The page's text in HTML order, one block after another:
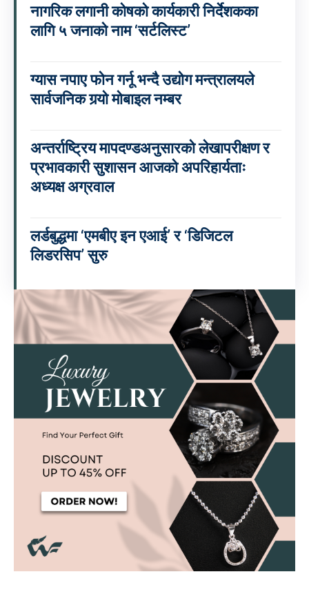
नागरिक लगानी कोषको कार्यकारी निर्देशकका
लागि ५ जनाको नाम ‘सर्टलिस्ट’
ग्यास नपाए फोन गर्नू भन्दै उद्योग मन्त्रालयले
सार्वजनिक गर्‍यो मोबाइल नम्बर
अन्तर्राष्ट्रिय मापदण्डअनुसारको लेखापरीक्षण र
प्रभावकारी सुशासन आजको अपरिहार्यताः
अध्यक्ष अग्रवाल
लर्डबुद्धमा ‘एमबीए इन एआई’ र ‘डिजिटल
लिडरसिप’ सुरु